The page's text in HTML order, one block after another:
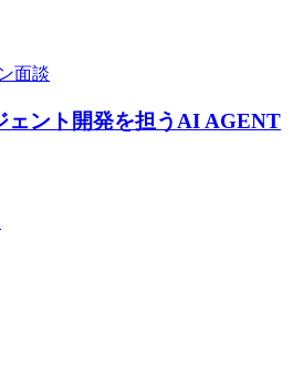
面談
ェント開発を担うAI AGENT